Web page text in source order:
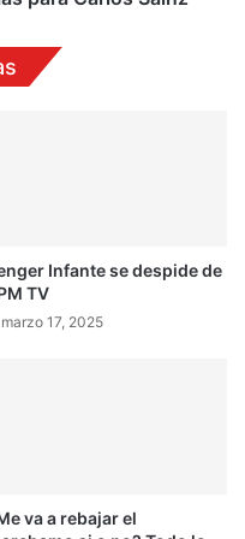
Infante se despide de
TV
marzo 17, 2025
va a rebajar el